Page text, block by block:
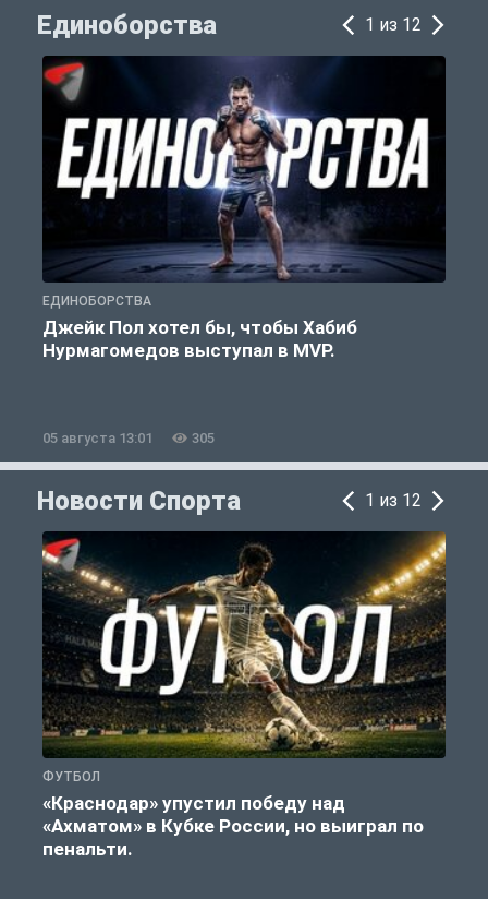
Единоборства 1 из 12
ЕДИНОБОРСТВА
Джейк Пол хотел бы, чтобы Хабиб
Нурмагомедов выступал в MVP.
05 августа 13:01 305
Новости Спорта 1 из 12
ФУТБОЛ
«Краснодар» упустил победу над
«Ахматом» в Кубке России, но выиграл по
пенальти.